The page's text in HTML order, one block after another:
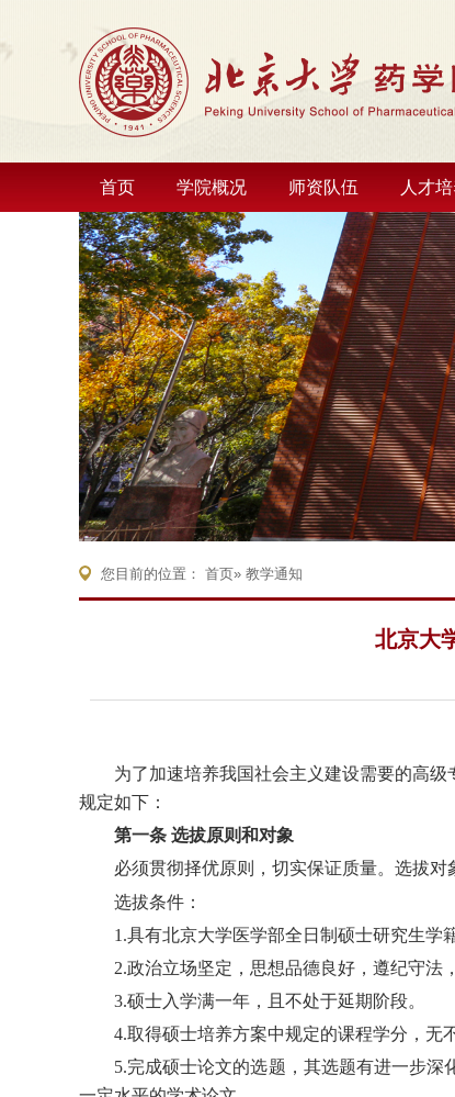
首页 学院概况 师资队伍 人才
您目前的位置： 首页» 教学通知
北京大
为了加速培养我国社会主义建设需要的高
规定如下：
第一条 选拔原则和对象
必须贯彻择优原则，切实保证质量。选拔对
选拔条件：
1.具有北京大学医学部全日制硕士研究生学
2.政治立场坚定，思想品德良好，遵纪守法
3.硕士入学满一年，且不处于延期阶段。
4.取得硕士培养方案中规定的课程学分，无
5.完成硕士论文的选题，其选题有进一步